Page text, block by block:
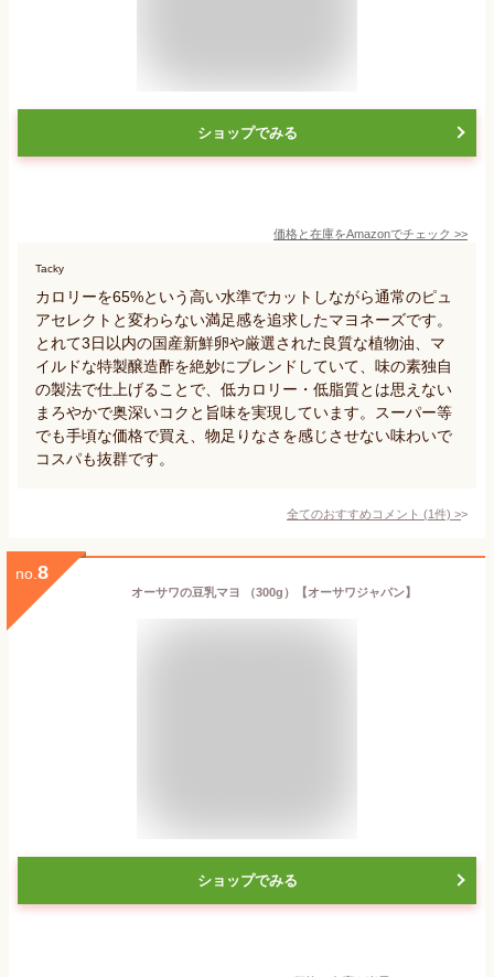
ショップでみる
価格と在庫をAmazonでチェック >>
Tacky
カロリーを65%という高い水準でカットしながら通常のピュ
アセレクトと変わらない満足感を追求したマヨネーズです。
とれて3日以内の国産新鮮卵や厳選された良質な植物油、マ
イルドな特製醸造酢を絶妙にブレンドしていて、味の素独自
の製法で仕上げることで、低カロリー・低脂質とは思えない
まろやかで奥深いコクと旨味を実現しています。スーパー等
でも手頃な価格で買え、物足りなさを感じさせない味わいで
コスパも抜群です。
全てのおすすめコメント (1件) >
no. 8
オーサワの豆乳マヨ （300g）【オーサワジャパン】
ショップでみる